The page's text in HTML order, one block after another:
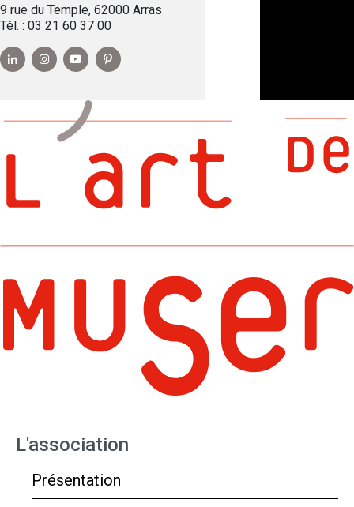
9 rue du Temple, 62000 Arras
Tél. : 03 21 60 37 00
L'association
Présentation